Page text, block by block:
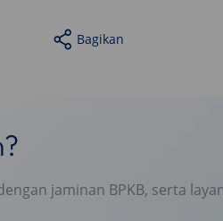
Bagikan
jaminan BPKB, serta